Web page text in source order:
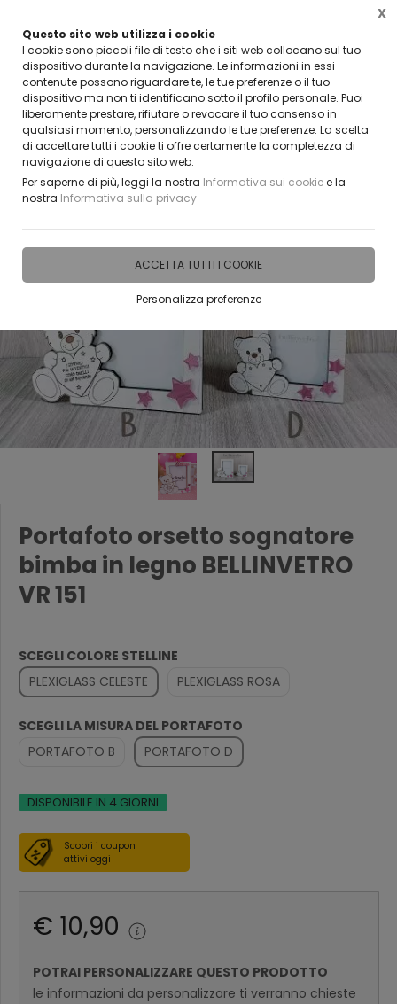
Questo sito web utilizza i cookie
I cookie sono piccoli file di testo che i siti web collocano sul tuo
dispositivo durante la navigazione. Le informazioni in essi
contenute possono riguardare te, le tue preferenze o il tuo
dispositivo ma non ti identificano sotto il profilo personale. Puoi
liberamente prestare, rifiutare o revocare il tuo consenso in
qualsiasi momento, personalizzando le tue preferenze. La scelta
di accettare tutti i cookie ti offre certamente la completezza di
navigazione di questo sito web.
Per saperne di più, leggi la nostra Informativa sui cookiee la
nostra Informativa sulla privacy
ACCETTA TUTTI I COOKIE
Personalizza preferenze
X
CLICCA E SCOPRI I COUPON ATTIVI ADESSO
Home IDEE E REGALI PERSONALIZZABILI ACCESSORI E GADGET PER LA CASA
Portafoto orsetto sognatore
bimba in legno BELLINVETRO
VR 151
SCEGLI COLORE STELLINE
PLEXIGLASS CELESTE
PLEXIGLASS ROSA
SCEGLI LA MISURA DEL PORTAFOTO
PORTAFOTO B
PORTAFOTO D
DISPONIBILE IN 4 GIORNI
Scopri i coupon
attivi oggi
€ 10,90
POTRAI PERSONALIZZARE QUESTO PRODOTTO
le informazioni da personalizzare ti verranno chieste